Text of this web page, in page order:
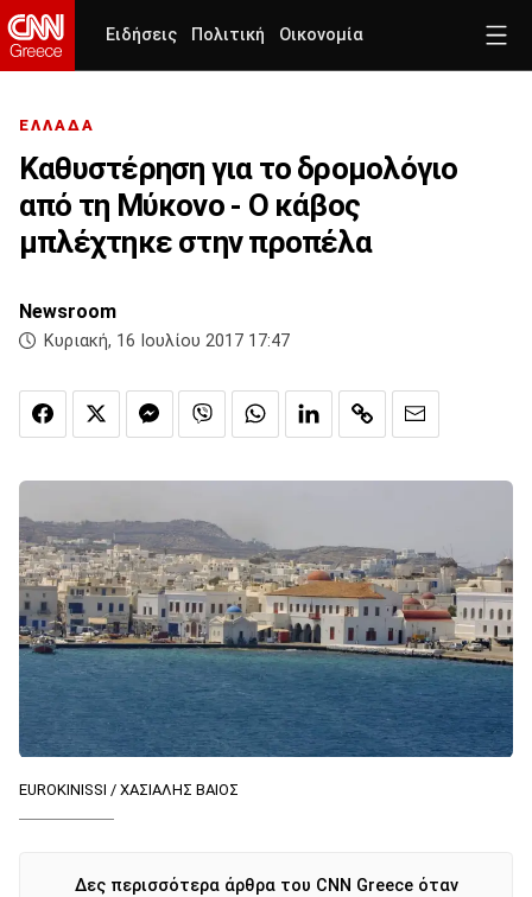
Ειδήσεις Πολιτική Οικονομία
ΕΛΛΑΔΑ
Καθυστέρηση για το δρομολόγιο
από τη Μύκονο - Ο κάβος
μπλέχτηκε στην προπέλα
Newsroom
Κυριακή, 16 Ιουλίου 2017 17:47
EUROKINISSI / ΧΑΣΙΑΛΗΣ ΒΑΙΟΣ
Δες περισσότερα άρθρα του CNN Greece όταν